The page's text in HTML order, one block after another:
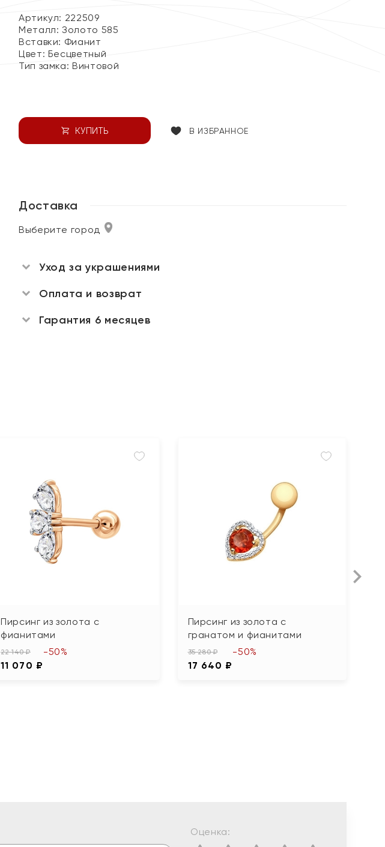
Артикул: 222509
Металл:Золото 585
Вставки: Фианит
Цвет: Бесцветный
Тип замка:Винтовой
КУПИТЬ В ИЗБРАННОЕ
Доставка
Выберите город
Уход за украшениями
Оплата и возврат
Гарантия 6 месяцев
Пирсинг из золота с
фианитами
22 140 ₽
11 070 ₽
-50%
Пирсинг из золота с
гранатом и фианитами
35 280 ₽
17 640 ₽
-50%
Оценка: